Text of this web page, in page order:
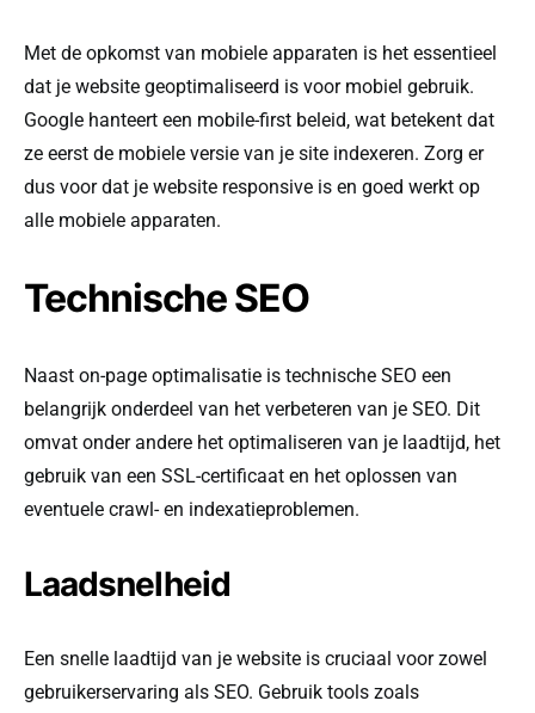
Met de opkomst van mobiele apparaten is het essentieel
dat je website geoptimaliseerd is voor mobiel gebruik.
Google hanteert een mobile-first beleid, wat betekent dat
ze eerst de mobiele versie van je site indexeren. Zorg er
dus voor dat je website responsive is en goed werkt op
alle mobiele apparaten.
Technische SEO
Naast on-page optimalisatie is technische SEO een
belangrijk onderdeel van het verbeteren van je SEO. Dit
omvat onder andere het optimaliseren van je laadtijd, het
gebruik van een SSL-certificaat en het oplossen van
eventuele crawl- en indexatieproblemen.
Laadsnelheid
Een snelle laadtijd van je website is cruciaal voor zowel
gebruikerservaring als SEO. Gebruik tools zoals